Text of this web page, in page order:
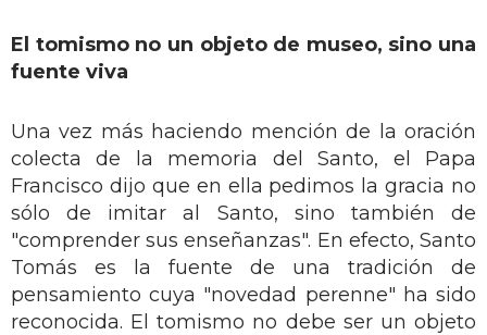
El tomismo no un objeto de museo, sino una
fuente viva
Una vez más haciendo mención de la oración
colecta de la memoria del Santo, el Papa
Francisco dijo que en ella pedimos la gracia no
sólo de imitar al Santo, sino también de
"comprender sus enseñanzas". En efecto, Santo
Tomás es la fuente de una tradición de
pensamiento cuya "novedad perenne" ha sido
reconocida. El tomismo no debe ser un objeto